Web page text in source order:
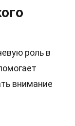
роль в
внимание